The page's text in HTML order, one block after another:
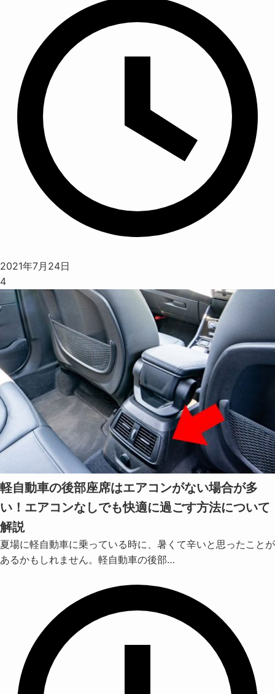
2021年7月24日
4
軽自動車の後部座席はエアコンがない場合が多
い！エアコンなしでも快適に過ごす方法について
解説
夏場に軽自動車に乗っている時に、暑くて辛いと思ったことが
あるかもしれません。軽自動車の後部…